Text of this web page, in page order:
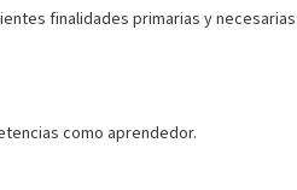
finalidades primarias y necesarias:
como aprendedor.